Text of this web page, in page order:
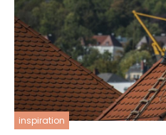
inspiration